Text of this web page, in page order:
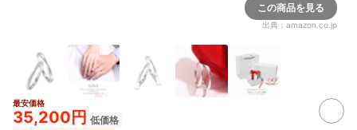
この商品を見る
出典： amazon.co.jp
最安価格
35,200円 低価格